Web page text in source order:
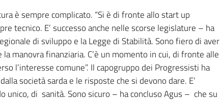
è sempre complicato. “Si è di fronte allo start up
tecnico. E’ successo anche nelle scorse legislature – ha
di sviluppo e la Legge di Stabilità. Sono fiero di aver
manovra finanziaria. C’è un momento in cui, di fronte alle
l’interesse comune”. Il capogruppo dei Progressisti ha
società sarda e le risposte che si devono dare. E’
di sanità. Sono sicuro – ha concluso Agus – che su